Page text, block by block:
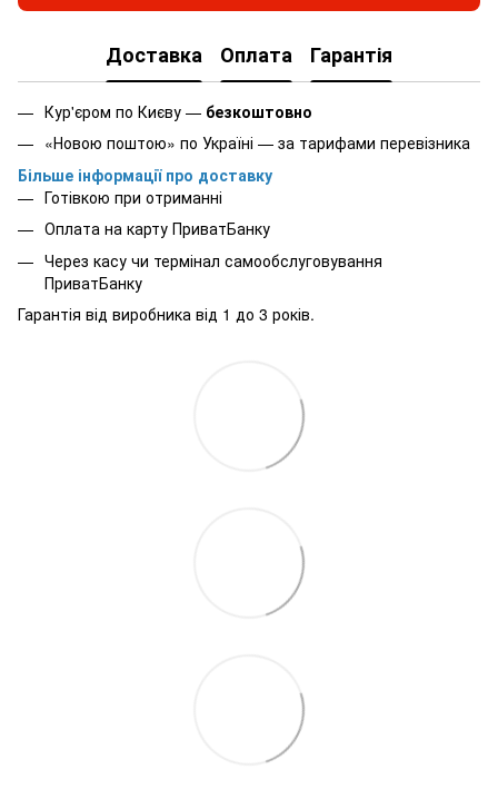
Доставка Оплата Гарантія
Кур'єром по Києву — безкоштовно
«Новою поштою» по Україні — за тарифами перевізника
Більше інформації про доставку
Готівкою при отриманні
Оплата на карту ПриватБанку
Через касу чи термінал самообслуговування
ПриватБанку
Гарантія від виробника від 1 до 3 років.